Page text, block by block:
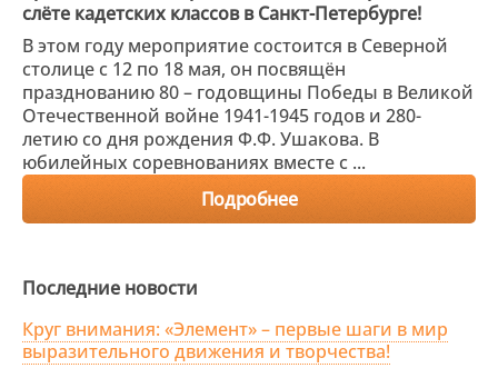
слёте кадетских классов в Санкт-Петербурге!
В этом году мероприятие состоится в Северной
столице с 12 по 18 мая, он посвящён
празднованию 80 – годовщины Победы в Великой
Отечественной войне 1941-1945 годов и 280-
летию со дня рождения Ф.Ф. Ушакова. В
юбилейных соревнованиях вместе с ...
Подробнее
Последние новости
Круг внимания: «Элемент» – первые шаги в мир
выразительного движения и творчества!